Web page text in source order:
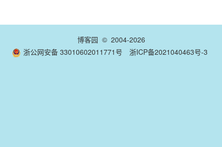
博客园 © 2004-2026
浙公网安备 33010602011771号
浙ICP备2021040463号-3